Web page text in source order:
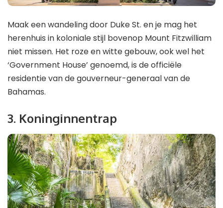
Maak een wandeling door Duke St. en je mag het
herenhuis in koloniale stijl bovenop Mount Fitzwilliam
niet missen. Het roze en witte gebouw, ook wel het
‘Government House’ genoemd, is de officiële
residentie van de gouverneur-generaal van de
Bahamas.
3. Koninginnentrap